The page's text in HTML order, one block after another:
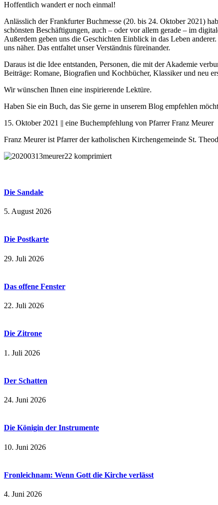
Hoffentlich wandert er noch einmal!
Anlässlich der Frankfurter Buchmesse (20. bis 24. Oktober 2021)
schönsten Beschäftigungen, auch – oder vor allem gerade – im
Außerdem geben uns die Geschichten Einblick in das Leben
uns näher. Das entfaltet unser Verständnis füreinander.
Daraus ist die Idee entstanden, Personen, die mit der Akademie
Beiträge: Romane, Biografien und Kochbücher, Klassiker und neu
Wir wünschen Ihnen eine inspirierende Lektüre.
Haben Sie ein Buch, das Sie gerne in unserem Blog empfehlen
15. Oktober 2021 || eine Buchempfehlung von Pfarrer Franz Meurer
Franz Meurer ist Pfarrer der katholischen Kirchengemeinde St.
Die Sandale
5. August 2026
Die Postkarte
29. Juli 2026
Das offene Fenster
22. Juli 2026
Die Zitrone
1. Juli 2026
Der Schatten
24. Juni 2026
Die Königin der Instrumente
10. Juni 2026
Fronleichnam: Wenn Gott die Kirche verlässt
4. Juni 2026